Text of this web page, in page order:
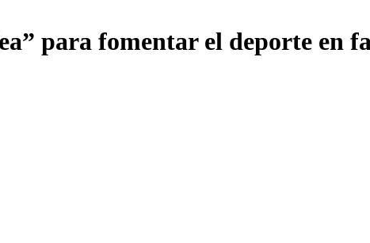
para fomentar el deporte en